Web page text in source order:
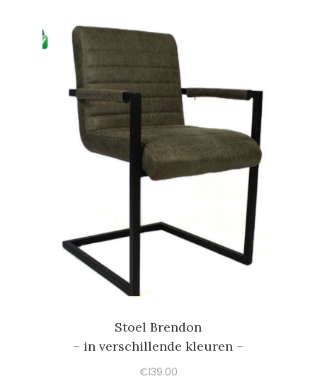
Stoel Brendon
– in verschillende kleuren –
€139.00